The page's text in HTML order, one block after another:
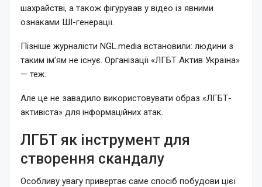
шахрайстві, а також фігурував у відео із явними
ознаками ШІ-генерації.
Пізніше журналісти NGL.media встановили: людини з
таким ім’ям не існує. Організації «ЛГБТ Актив Україна»
— теж.
Але це не завадило використовувати образ «ЛГБТ-
активіста» для інформаційних атак.
ЛГБТ як інструмент для
створення скандалу
Особливу увагу привертає саме спосіб побудови цієї